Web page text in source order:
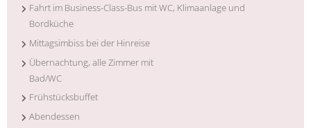
Fahrt im Business-Class-Bus mit WC, Klimaanlage und
Bordküche
Mittagsimbiss bei der Hinreise
Übernachtung, alle Zimmer mit
Bad/WC
Frühstücksbuffet
Abendessen